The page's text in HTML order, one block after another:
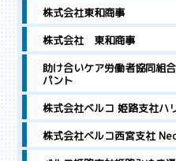
株式会社東和商事
株式会社 東和商事
助け合いケア
パン
株式会社ベルコ 姫路支社ハ
株式会社ベルコ西宮支社